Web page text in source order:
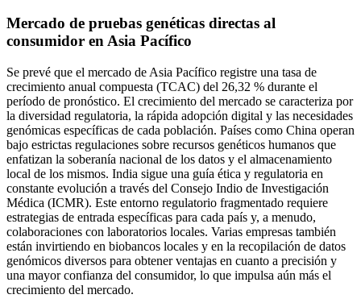
Mercado de pruebas genéticas directas al
consumidor en Asia Pacífico
Se prevé que el mercado de Asia Pacífico registre una tasa de
crecimiento anual compuesta (TCAC) del 26,32 % durante el
período de pronóstico. El crecimiento del mercado se caracteriza por
la diversidad regulatoria, la rápida adopción digital y las necesidades
genómicas específicas de cada población. Países como China operan
bajo estrictas regulaciones sobre recursos genéticos humanos que
enfatizan la soberanía nacional de los datos y el almacenamiento
local de los mismos. India sigue una guía ética y regulatoria en
constante evolución a través del Consejo Indio de Investigación
Médica (ICMR). Este entorno regulatorio fragmentado requiere
estrategias de entrada específicas para cada país y, a menudo,
colaboraciones con laboratorios locales. Varias empresas también
están invirtiendo en biobancos locales y en la recopilación de datos
genómicos diversos para obtener ventajas en cuanto a precisión y
una mayor confianza del consumidor, lo que impulsa aún más el
crecimiento del mercado.